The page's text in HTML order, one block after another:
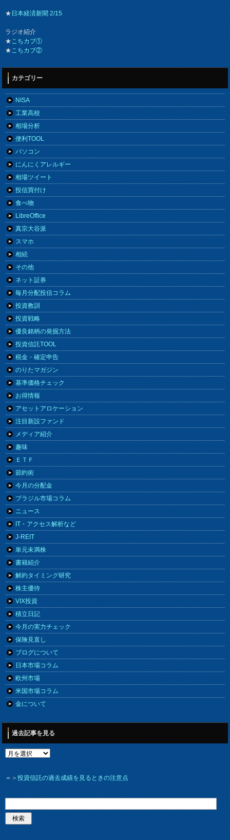
★日本経済新聞 2/15
ラジオ紹介
★こちカブ①
★こちカブ②
カテゴリー
NISA
工業高校
相場分析
便利TOOL
パソコン
にんにくアレルギー
相場ツイート
投信買付け
食べ物
LibreOffice
真宗大谷派
スマホ
相続
その他
ネット証券
毎月分配投信コラム
投資教訓
投資戦略
優良銘柄の発掘方法
投資信託TOOL
税金・確定申告
のりたマガジン
基準価格チェック
お得情報
アセットアロケーション
注目新設ファンド
メディア紹介
趣味
ＥＴＦ
節約術
今月の分配金
ブラジル市場コラム
ニュース
IT・アクセス解析など
J-REIT
単元未満株
書籍紹介
解約タイミング研究
株主優待
VIX投資
積立日記
今月の実力チェック
保険見直し
ブログについて
日本市場コラム
欧州市場
米国市場コラム
金について
過去記事を見る
＝＞投資信託の過去成績を見るときの注意点